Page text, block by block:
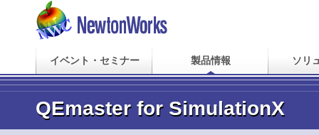
イベント・セミナー 製品情報 ソリ
QEmaster for SimulationX